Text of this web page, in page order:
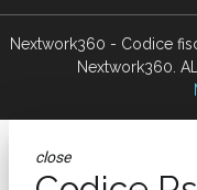
Nextwork360 - Codice
Nextwork360.
close